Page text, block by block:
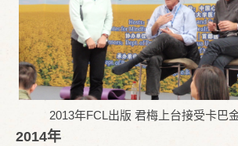
2013年FCL出版 君梅上台接受卡巴
2014年